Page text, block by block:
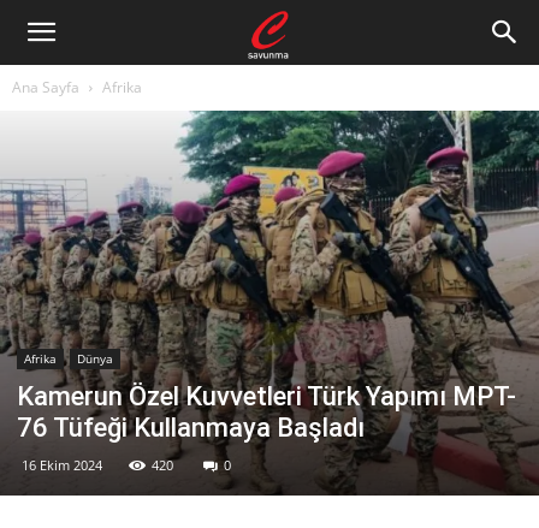
Ana Sayfa Afrika
Afrika Dünya
Kamerun Özel Kuvvetleri Türk Yapımı MPT-
76 Tüfeği Kullanmaya Başladı
16 Ekim 2024 420 0